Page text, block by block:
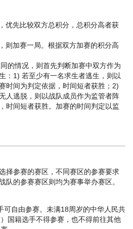
优先比较双方总积分，总积分高者获
则加赛一局。根据双方加赛的积分高
的情况，则首先判断加赛中双方作为
：1) 若至少有一名求生者逃生，则以
时间为判定依据，时间短者获胜；2)
人逃脱，则以战队成员作为监管者阵
时间短者获胜。 加赛的时间判定以监
择参赛的赛区，不同赛区的参赛要求
队的参赛赛区则均为赛事举办赛区。
可自由参赛。未满18周岁的中华人民共
国籍选手不得参赛，也不得前往其他